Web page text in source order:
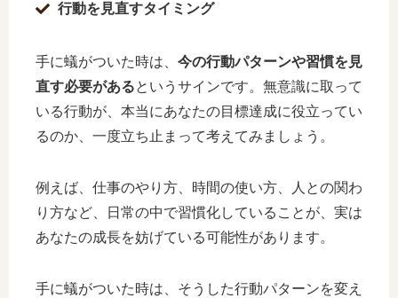
行動を見直すタイミング
手に蟻がついた時は、 今の行動パターンや習慣を見
直す必要があるというサインです。無意識に取って
いる行動が、本当にあなたの目標達成に役立ってい
るのか、一度立ち止まって考えてみましょう。
例えば、仕事のやり方、時間の使い方、人との関わ
り方など、日常の中で習慣化していることが、実は
あなたの成長を妨げている可能性があります。
手に蟻がついた時は、そうした行動パターンを変え